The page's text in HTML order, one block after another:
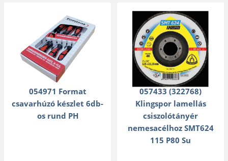
054971 Format
csavarhúzó készlet 6db-
os rund PH
057433 (322768)
Klingspor lamellás
csiszolótányér
nemesacélhoz SMT624
115 P80 Su